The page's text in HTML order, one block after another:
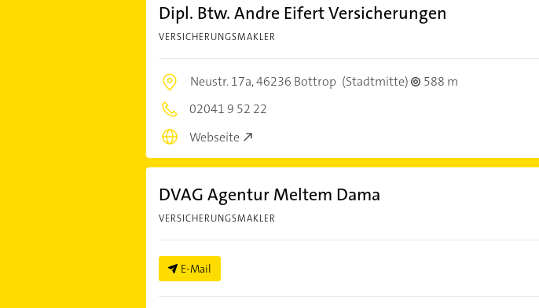
Dipl. Btw. Andre Eifert Versicherungen
VERSICHERUNGSMAKLER
Neustr. 17a,46236 Bottrop (Stadtmitte)
588 m
02041 9 52 22
Webseite
DVAG Agentur Meltem Dama
VERSICHERUNGSMAKLER
E-Mail